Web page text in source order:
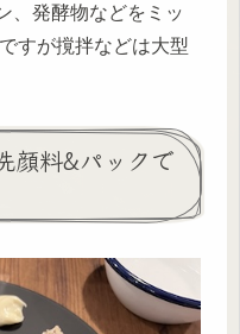
、発酵物などをミッ
すが撹拌などは大型
顔料&パックで